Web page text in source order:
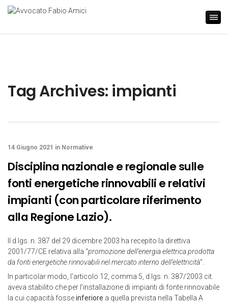
Tag Archives: impianti
14 Giugno 2021 in Normative
Disciplina nazionale e regionale sulle
fonti energetiche rinnovabili e relativi
impianti (con particolare riferimento
alla Regione Lazio).
Il d.lgs. n. 387 del 29 dicembre 2003 ha recepito la direttiva
2001/77/CE relativa alla “promozione dell’energia elettrica prodotta
da fonti energetiche rinnovabili nel mercato interno dell’elettricità”.
In particolar modo, l’articolo 12, comma 5, d.lgs. n. 387/2003 cit.
aveva stabilito che per l’installazione di impianti di fonte rinnovabile
la cui capacità fosseinferiore a quella prevista nella Tabella A